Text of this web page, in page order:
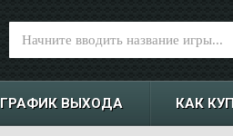
ГРАФИК ВЫХОДА КАК